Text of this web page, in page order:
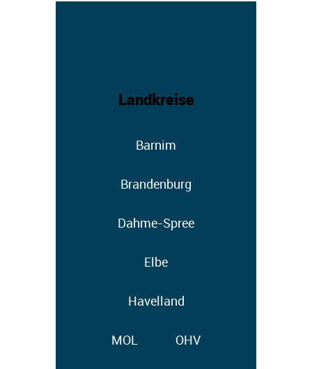
Landkreise
Barnim
Brandenburg
Dahme-Spree
Elbe
Havelland
MOL OHV